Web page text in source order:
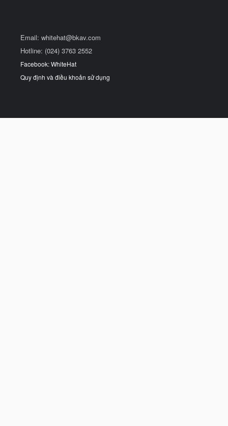
Email: whitehat@bkav.com
Hotline: (024) 3763 2552
Facebook: WhiteHat
Quy định và điều khoản sử dụng